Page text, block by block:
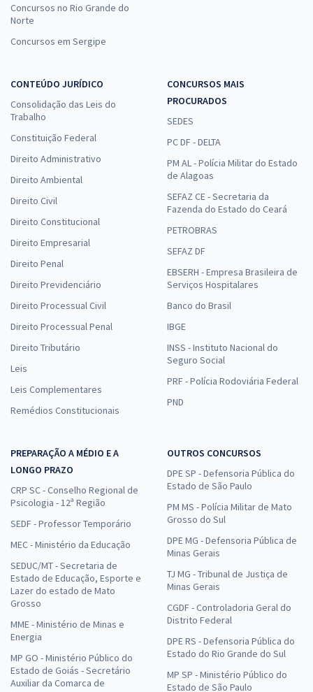
Concursos no Rio Grande do
Norte
Concursos em Sergipe
CONTEÚDO JURÍDICO
Consolidação das Leis do
Trabalho
Constituição Federal
Direito Administrativo
Direito Ambiental
Direito Civil
Direito Constitucional
Direito Empresarial
Direito Penal
Direito Previdenciário
Direito Processual Civil
Direito Processual Penal
Direito Tributário
Leis
Leis Complementares
Remédios Constitucionais
CONCURSOS MAIS
PROCURADOS
SEDES
PC DF - DELTA
PM AL - Polícia Militar do Estado
de Alagoas
SEFAZ CE - Secretaria da
Fazenda do Estado do Ceará
PETROBRAS
SEFAZ DF
EBSERH - Empresa Brasileira de
Serviços Hospitalares
Banco do Brasil
IBGE
INSS - Instituto Nacional do
Seguro Social
PRF - Polícia Rodoviária Federal
PND
PREPARAÇÃO A MÉDIO E A
LONGO PRAZO
CRP SC - Conselho Regional de
Psicologia - 12ª Região
SEDF - Professor Temporário
MEC - Ministério da Educação
SEDUC/MT - Secretaria de
Estado de Educação, Esporte e
Lazer do estado de Mato
Grosso
MME - Ministério de Minas e
Energia
MP GO - Ministério Público do
Estado de Goiás - Secretário
Auxiliar da Comarca de
OUTROS CONCURSOS
DPE SP - Defensoria Pública do
Estado de São Paulo
PM MS - Polícia Militar de Mato
Grosso do Sul
DPE MG - Defensoria Pública de
Minas Gerais
TJ MG - Tribunal de Justiça de
Minas Gerais
CGDF - Controladoria Geral do
Distrito Federal
DPE RS - Defensoria Pública do
Estado do Rio Grande do Sul
MP SP - Ministério Público do
Estado de São Paulo